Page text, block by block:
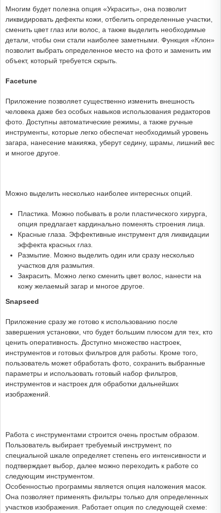
Многим будет полезна опция «Украсить», она позволит
ликвидировать дефекты кожи, отбелить определенные участки,
сменить цвет глаз или волос, а также выделить необходимые
детали, чтобы они стали наиболее заметными. Функция «Клон»
позволит выбрать определенное место на фото и заменить им
объект, который требуется скрыть.
Facetune
Приложение позволяет существенно изменить внешность
человека даже без особых навыков использования редакторов
фото. Доступны автоматические режимы, а также ручные
инструменты, которые легко обеспечат необходимый уровень
загара, нанесение макияжа, уберут седину, шрамы, лишний вес
и многое другое.
Можно выделить несколько наиболее интересных опций.
Пластика. Можно побывать в роли пластического хирурга,
опция предлагает кардинально поменять строения лица.
Красные глаза. Эффективные инструмент для ликвидации
эффекта красных глаз.
Размытие. Можно выделить один или сразу несколько
участков для размытия.
Закрасить. Можно легко сменить цвет волос, нанести на
кожу желаемый загар и многое другое.
Snapseed
Приложение сразу же готово к использованию после
завершения установки, что будет большим плюсом для тех, кто
ценить оперативность. Доступно множество настроек,
инструментов и готовых фильтров для работы. Кроме того,
пользователь может обработать фото, сохранить выбранные
параметры и использовать готовый набор фильтров,
инструментов и настроек для обработки дальнейших
изображений.
Работа с инструментами строится очень простым образом.
Пользователь выбирает требуемый инструмент, по
специальной шкале определяет степень его интенсивности и
подтверждает выбор, далее можно переходить к работе со
следующим инструментом.
Особенностью программы является опция наложения масок.
Она позволяет применять фильтры только для определенных
участков изображения. Работает опция по следующей схеме: